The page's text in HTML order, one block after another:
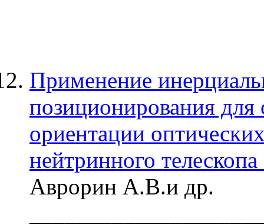
Применение
позиционирования для
ориентации
нейтринного
Аврорин А.В.и др.